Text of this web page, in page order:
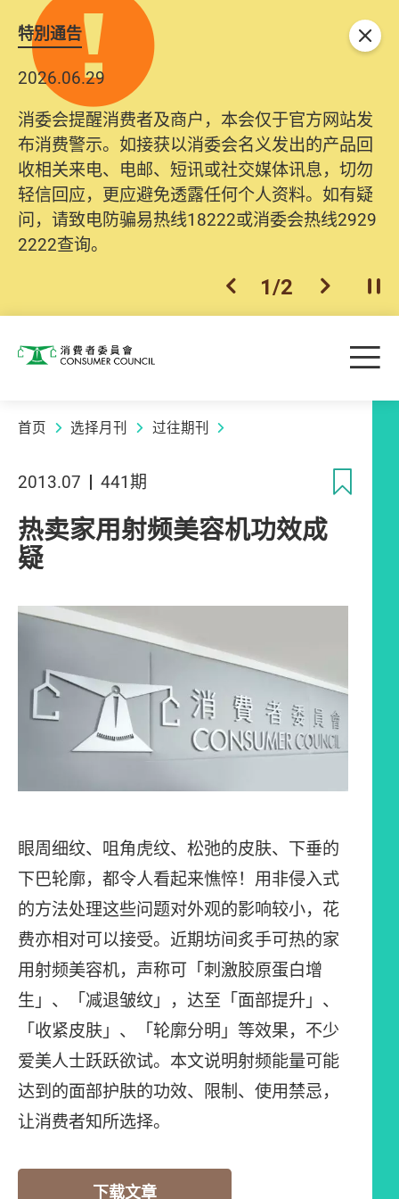
特別通告
2026.06.29
消委会提醒消费者及商户，本会仅于官方网站发
布消费警示。如接获以消委会名义发出的产品回
收相关来电、电邮、短讯或社交媒体讯息，切勿
轻信回应，更应避免透露任何个人资料。如有疑
问，请致电防骗易热线18222或消委会热线2929
2222查询。
上一个
1/2 下一个开
关闭
消费者委员会 目
首页 选择月刊 过往期刊
2013.07 441期
热卖家用射频美容机功效成
疑
眼周细纹、咀角虎纹、松弛的皮肤、下垂的
下巴轮廓，都令人看起来憔悴！用非侵入式
的方法处理这些问题对外观的影响较小，花
费亦相对可以接受。近期坊间炙手可热的家
用射频美容机，声称可「刺激胶原蛋白增
生」、「减退皱纹」，达至「面部提升」、
「收紧皮肤」、「轮廓分明」等效果，不少
爱美人士跃跃欲试。本文说明射频能量可能
达到的面部护肤的功效、限制、使用禁忌，
让消费者知所选择。
下载文章